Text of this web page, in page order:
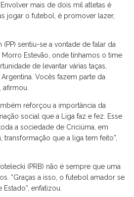
mais de dois mil atletas é
jogar o futebol, é promover lazer,
sentiu-se a vontade de falar da
Morro Estevão, onde tínhamos o time
de levantar várias taças,
Vocês fazem parte da
afirmou.
reforçou a importância da
social que a Liga faz e fez. Esse
a sociedade de Criciúma, em
que a liga tem feito”,
(PRB) não é sempre que uma
“Graças a isso, o futebol amador se
enfatizou.